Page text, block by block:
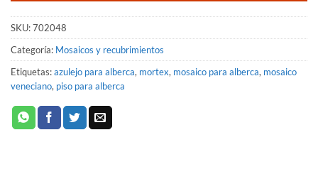
SKU:702048
Categoría: Mosaicos y recubrimientos
Etiquetas:azulejo para alberca, mortex, mosaico para alberca, mosaico
veneciano, piso para alberca